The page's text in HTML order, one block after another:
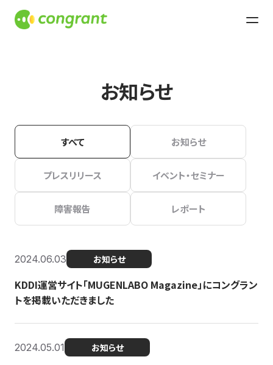
お知らせ
すべて お知らせ
プレスリリース イベント・セミナー
障害報告 レポート
2024.06.03 お知らせ
KDDI運営サイト「MUGENLABO Magazine」にコングラン
トを掲載いただきました
2024.05.01 お知らせ